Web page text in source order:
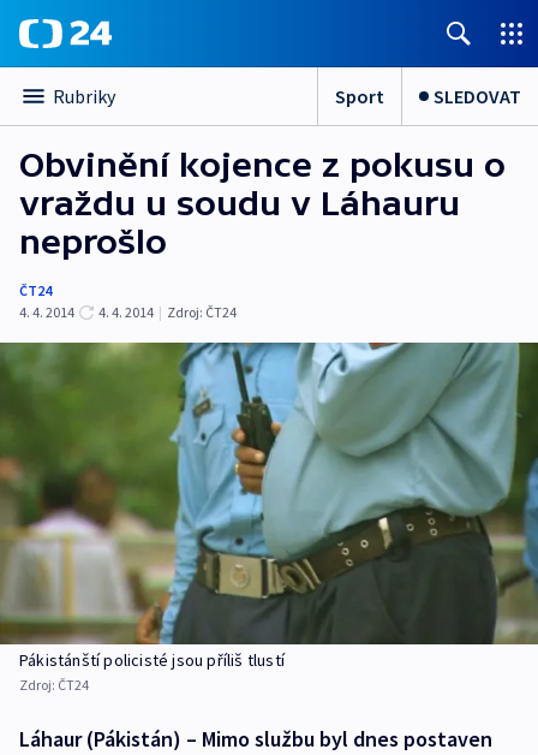
Rubriky Sport SLEDOVAT
Obvinění kojence z pokusu o
vraždu u soudu v Láhauru
neprošlo
ČT24
4. 4. 2014
4. 4. 2014 | Zdroj: ČT24
Pákistánští policisté jsou příliš tlustí
Zdroj: ČT24
Láhaur (Pákistán) – Mimo službu byl dnes postaven